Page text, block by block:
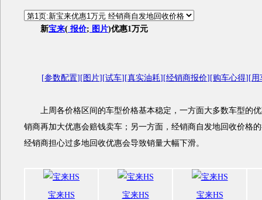
新宝来( 报价; 图片)优惠1万元
[参数配置][ 图片][试车][真实油耗][经销商报价][购车心得][用
上周各价格区间的车型价格基本稳定，一方面大多数车型的优
销商再加大优惠会赔钱卖车；另一方面，经销商自发地回收价格
经销商担心过多地回收优惠会导致销量大幅下滑。
宝来HS 宝来HS 宝来HS